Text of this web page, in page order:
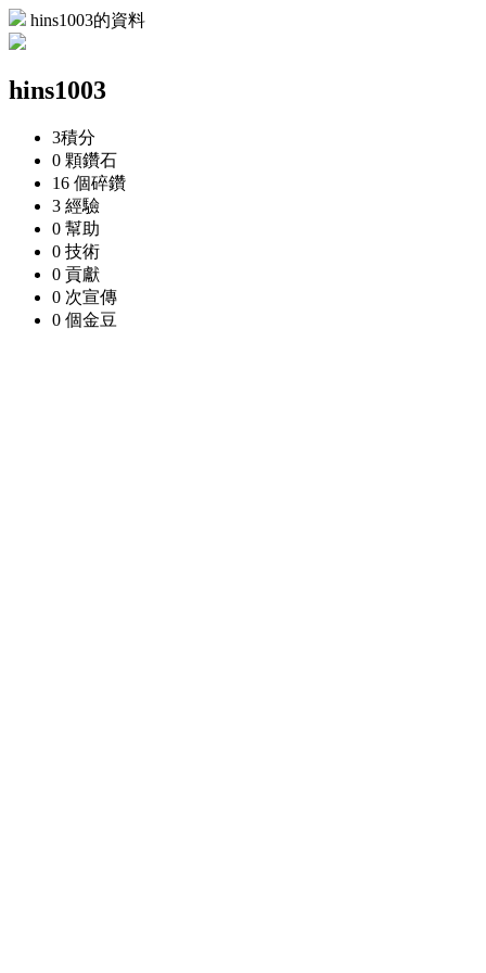
hins1003的資料
hins1003
3積分
0 顆鑽石
16 個碎鑽
3 經驗
0 幫助
0 技術
0 貢獻
0 次宣傳
0 個金豆